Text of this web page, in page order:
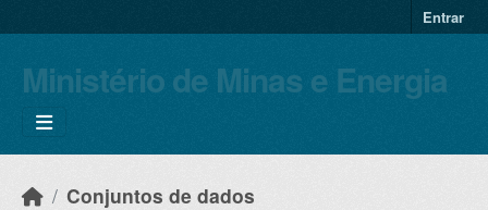
Entrar
Ministério de Minas e Energia
Conjuntos de dados